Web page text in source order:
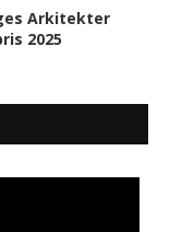
Arkitekter
2025